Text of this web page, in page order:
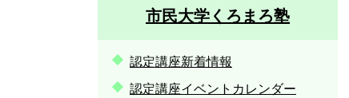
市民大学くろまろ塾
認定講座新着情報
認定講座イベントカレンダー